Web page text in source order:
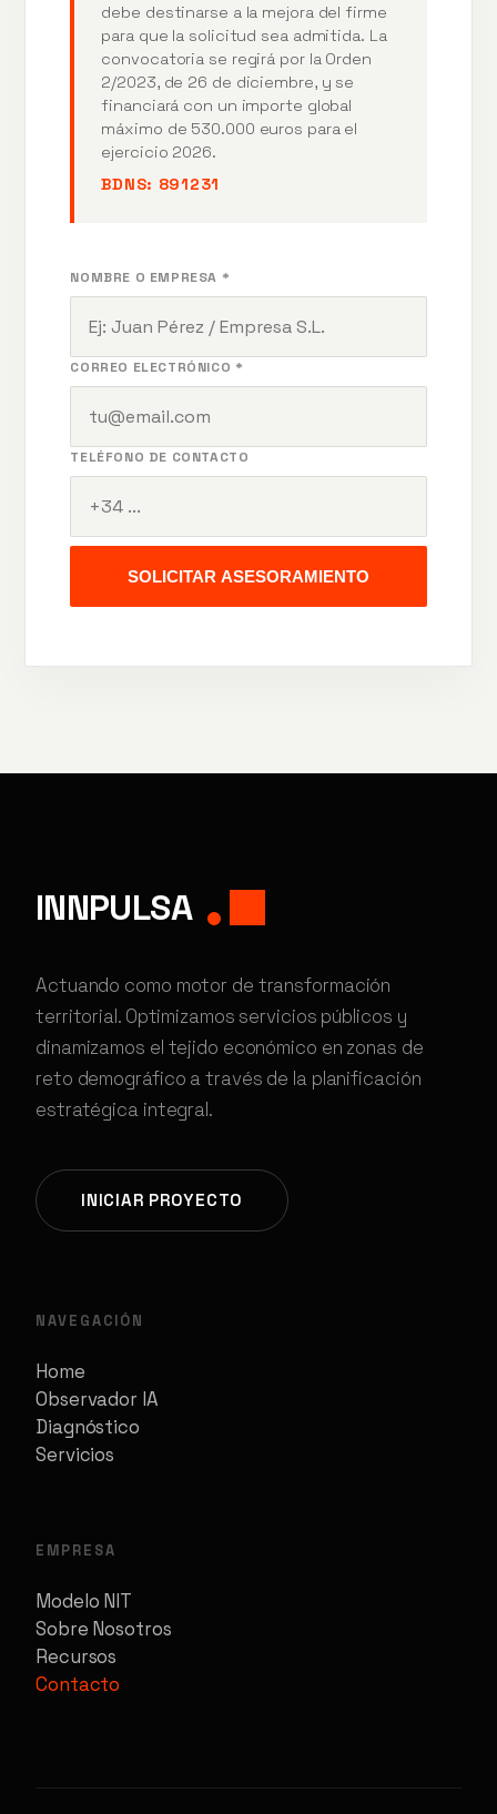
debe destinarse a la mejora del firme
para que la solicitud sea admitida. La
convocatoria se regirá por la Orden
2/2023, de 26 de diciembre, y se
financiará con un importe global
máximo de 530.000 euros para el
ejercicio 2026.
BDNS: 891231
NOMBRE O EMPRESA *
CORREO ELECTRÓNICO *
TELÉFONO DE CONTACTO
SOLICITAR ASESORAMIENTO
INNPULSA
Actuando como motor de transformación
territorial. Optimizamos servicios públicos y
dinamizamos el tejido económico en zonas de
reto demográfico a través de la planificación
estratégica integral.
INICIAR PROYECTO
NAVEGACIÓN
Home
Observador IA
Diagnóstico
Servicios
EMPRESA
Modelo NIT
Sobre Nosotros
Recursos
Contacto